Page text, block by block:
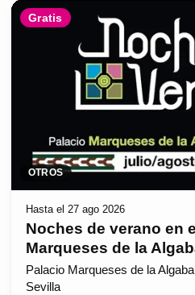
Gratis
OTROS
Hasta el 27 ago 2026
Noches de verano en
Marqueses de la
Palacio Marqueses de la Algaba
Sevilla